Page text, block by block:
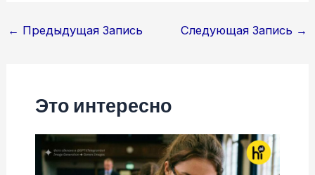
Навигация
← Предыдущая Запись Следующая Запись →
Это интересно